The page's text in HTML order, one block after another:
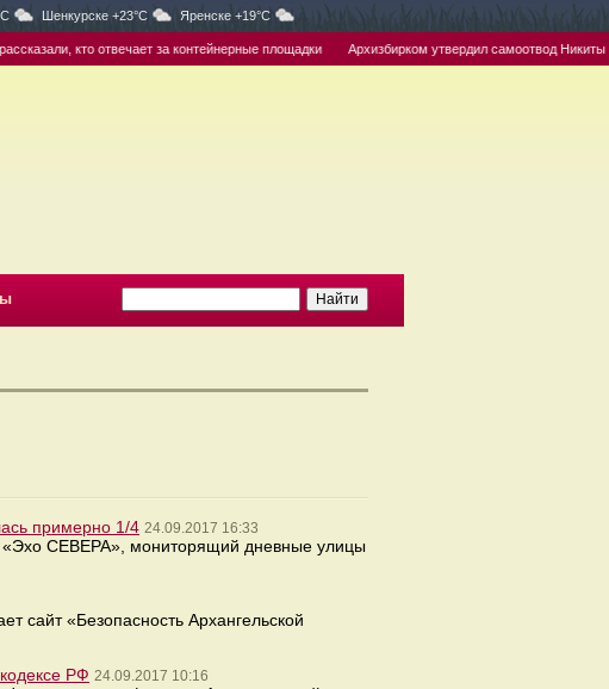
Шенкурске +23°C Яренске +19°C
кто отвечает за контейнерные площадки Архизбирком утвердил самоотвод Никиты с
примерно 1/4 24.09.2017 16:33
«Эхо СЕВЕРА», мониторящий дневные улицы
«Безопасность Архангельской
РФ 24.09.2017 10:16